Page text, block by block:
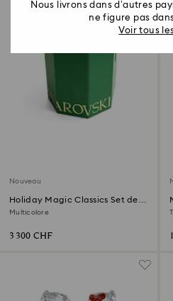
Nouveau
Holiday Magic Classics Set de
Décorations Sapin
Multicolore
3 300 CHF
Nous livrons dans d’autres
ne figure pas
Voir tous